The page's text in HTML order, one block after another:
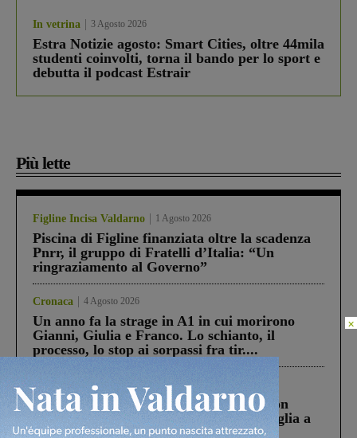
In vetrina 3 Agosto 2026
Estra Notizie agosto: Smart Cities, oltre 44mila
studenti coinvolti, torna il bando per lo sport e
debutta il podcast Estrair
Più lette
Figline Incisa Valdarno 1 Agosto 2026
Piscina di Figline finanziata oltre la scadenza
Pnrr, il gruppo di Fratelli d’Italia: “Un
ringraziamento al Governo”
Cronaca 4 Agosto 2026
Un anno fa la strage in A1 in cui morirono
Gianni, Giulia e Franco. Lo schianto, il
processo, lo stop ai sorpassi fra tir....
Cronaca 3 Agosto 2026
Scomparso da una struttura di Castiglion
Fiorentino l’uomo che aveva ucciso la figlia a
Levane nel 2020
×